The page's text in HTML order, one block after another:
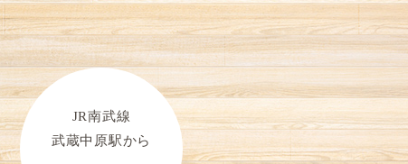
JR南武線
武蔵中原駅から